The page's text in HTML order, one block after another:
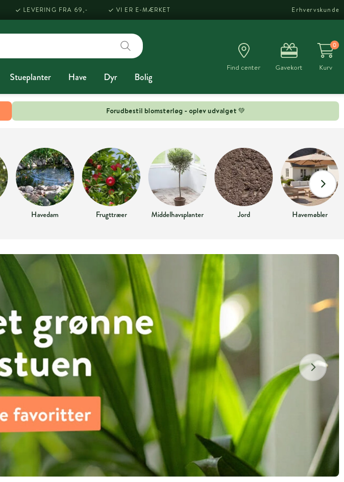
LEVERING FRA 69,- VI ER E-MÆRKET Erhvervskunde
Stueplanter Have Dyr Bolig
Find center Gavekort
0
Kurv
Forudbestil blomsterløg - oplev udvalget 💚
Havedam Frugttræer Middelhavsplanter Jord Havemøbler